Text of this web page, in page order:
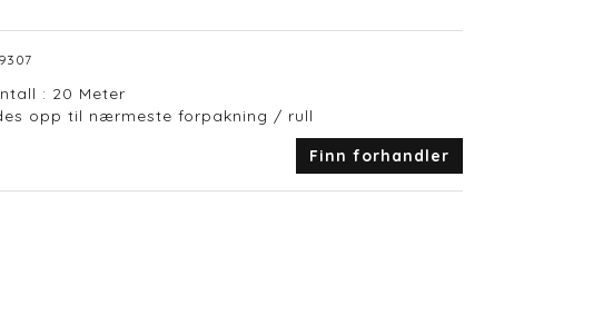
: 20 Meter
opp til nærmeste forpakning / rull
Finn forhandler